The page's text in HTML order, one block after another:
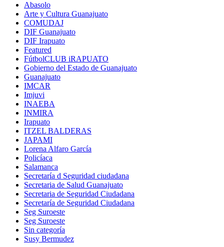
Abasolo
Arte y Cultura Guanajuato
COMUDAJ
DIF Guanajuato
DIF Irapuato
Featured
FútbolCLUB iRAPUATO
Gobierno del Estado de Guanajuato
Guanajuato
IMCAR
Imjuvi
INAEBA
INMIRA
Irapuato
ITZEL BALDERAS
JAPAMI
Lorena Alfaro García
Policíaca
Salamanca
Secretaría d Seguridad ciudadana
Secretaria de Salud Guanajuato
Secretaria de Seguridad Ciudadana
Secretaría de Seguridad Ciudadana
Seg Suroeste
Seg Suroeste
Sin categoría
Susy Bermudez